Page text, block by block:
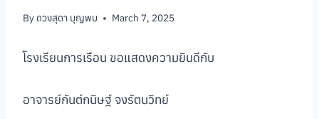
Byดวงสุดา บุญพบ March 7, 2025
โรงเรียนการเรือน ขอแสดงความยินดีกับ
อาจารย์กันต์กนิษฐ์ จงรัตนวิทย์